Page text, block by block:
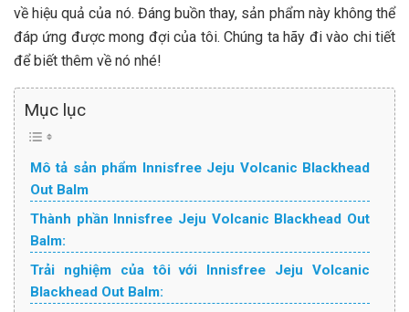
về hiệu quả của nó. Đáng buồn thay, sản phẩm này không thể
đáp ứng được mong đợi của tôi. Chúng ta hãy đi vào chi tiết
để biết thêm về nó nhé!
Mục lục
Mô tả sản phẩm Innisfree Jeju Volcanic Blackhead
Out Balm
Thành phần Innisfree Jeju Volcanic Blackhead Out
Balm:
Trải nghiệm của tôi với Innisfree Jeju Volcanic
Blackhead Out Balm: